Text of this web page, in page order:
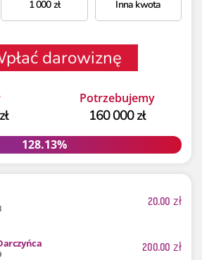
1 000zł Inna kwota
darowiznę
Potrzebujemy
160 000 zł
128.13%
128.13%
20.00 zł
200.00 zł